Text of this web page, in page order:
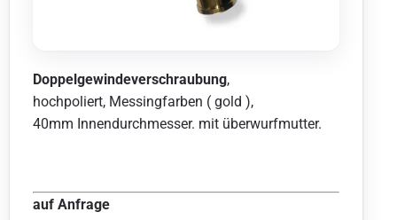
Doppelgewindeverschraubung,
hochpoliert, Messingfarben ( gold ),
40mm Innendurchmesser. mit überwurfmutter.
auf Anfrage